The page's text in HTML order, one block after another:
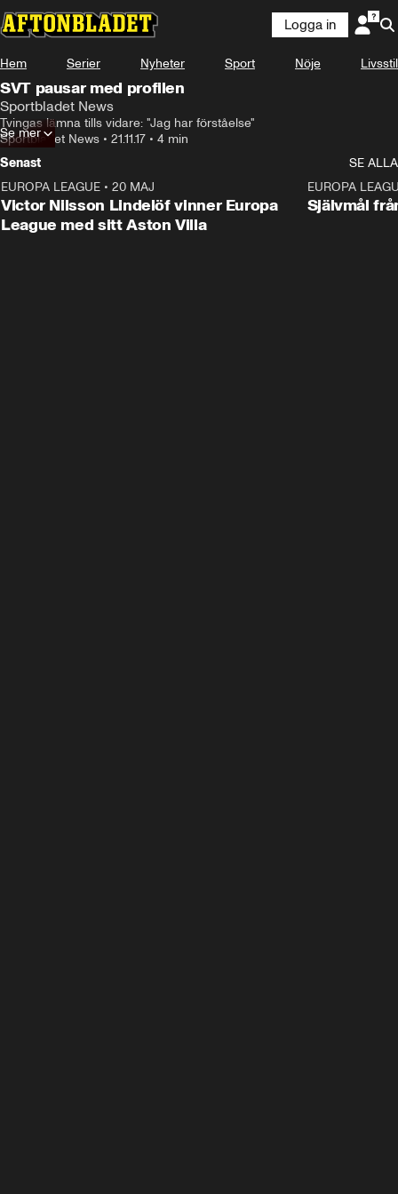
Logga in
Hem Serier Nyheter Sport Nöje Livsstil
SVT pausar med profilen
Sportbladet News
Tvingas lämna tills vidare: "Jag har förståelse"
Sportbladet News • 21.11.17 • 4 min
Se mer
Senast
SE ALLA
EUROPA LEAGUE • 20 MAJ
Victor Nilsson Lindelöf vinner Europa
League med sitt Aston Villa
EUROPA
Självmål